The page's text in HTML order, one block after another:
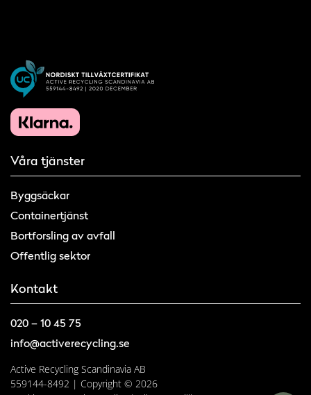
Våra tjänster
Byggsäckar
Containertjänst
Bortforsling av avfall
Offentlig sektor
Kontakt
020 – 10 45 75
info@activerecycling.se
Active Recycling Scandinavia AB
559144-8492 | Copyright © 2026